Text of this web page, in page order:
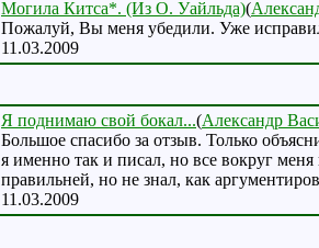
Могила Китса*. (Из О. Уайльда)(
Пожалуй, Вы меня убедили. Уже
11.03.2009
Я поднимаю свой бокал...(Александр
Большое спасибо за отзыв. Только
я именно так и писал, но все вокруг
правильней, но не знал, как
11.03.2009